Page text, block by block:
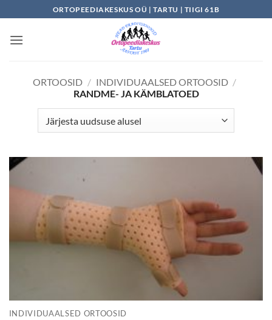
to
content
ORTOPEEDIAKESKUS OÜ | TARTU | TIIGI 61B
ORTOOSID / INDIVIDUAALSED ORTOOSID /
RANDME- JA KÄMBLATOED
INDIVIDUAALSED ORTOOSID